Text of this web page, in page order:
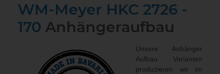
WM-Meyer HKC 2726 -
170 Anhängeraufbau
Unsere Anhänger
Aufbau Varianten
produzieren wir im